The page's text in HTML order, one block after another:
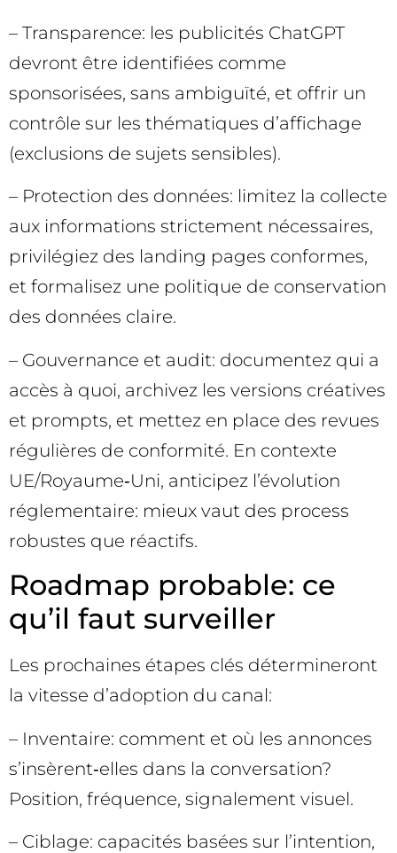
– Transparence: les publicités ChatGPT
devront être identifiées comme
sponsorisées, sans ambiguïté, et offrir un
contrôle sur les thématiques d’affichage
(exclusions de sujets sensibles).
– Protection des données: limitez la collecte
aux informations strictement nécessaires,
privilégiez des landing pages conformes,
et formalisez une politique de conservation
des données claire.
– Gouvernance et audit: documentez qui a
accès à quoi, archivez les versions créatives
et prompts, et mettez en place des revues
régulières de conformité. En contexte
UE/Royaume‑Uni, anticipez l’évolution
réglementaire: mieux vaut des process
robustes que réactifs.
Roadmap probable: ce
qu’il faut surveiller
Les prochaines étapes clés détermineront
la vitesse d’adoption du canal:
– Inventaire: comment et où les annonces
s’insèrent‑elles dans la conversation?
Position, fréquence, signalement visuel.
– Ciblage: capacités basées sur l’intention,